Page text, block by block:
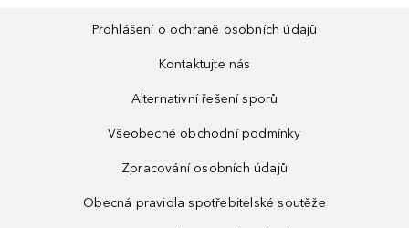
Prohlášení o ochraně osobních údajů
Kontaktujte nás
Alternativní řešení sporů
Všeobecné obchodní podmínky
Zpracování osobních údajů
Obecná pravidla spotřebitelské soutěže